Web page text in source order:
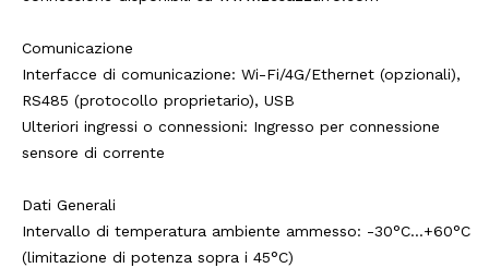
Comunicazione
Interfacce di comunicazione: Wi-Fi/4G/Ethernet (opzionali),
RS485 (protocollo proprietario), USB
Ulteriori ingressi o connessioni: Ingresso per connessione
sensore di corrente
Dati Generali
Intervallo di temperatura ambiente ammesso: -30°C...+60°C
(limitazione di potenza sopra i 45°C)